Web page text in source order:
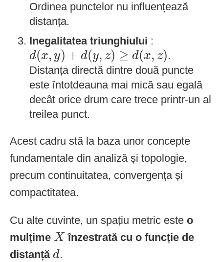
Ordinea punctelor nu influențează
distanța.
Inegalitatea triunghiului :
d(x, y) + d(y, z) ≥ d(x, z)
d(x,y)+d(y,z)≥d(x,z)
.
Distanța directă dintre două puncte
este întotdeauna mai mică sau egală
decât orice drum care trece printr-un al
treilea punct.
Acest cadru stă la baza unor concepte
fundamentale din analiză și topologie,
precum continuitatea, convergența și
compactitatea.
Cu alte cuvinte, un spațiu metric este o
mulțime X
X înzestrată cu o funcție de
distanță d
d.